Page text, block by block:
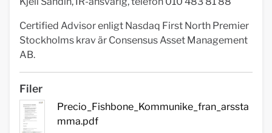
Certified Advisor enligt Nasdaq First North Premier
Stockholms krav är Consensus Asset Management
AB.
Filer
Precio_Fishbone_Kommunike_fran_arssta
mma.pdf